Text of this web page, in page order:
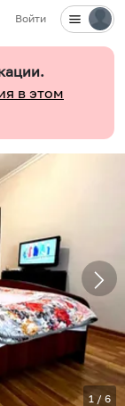
Войти
в этом
1/ 6